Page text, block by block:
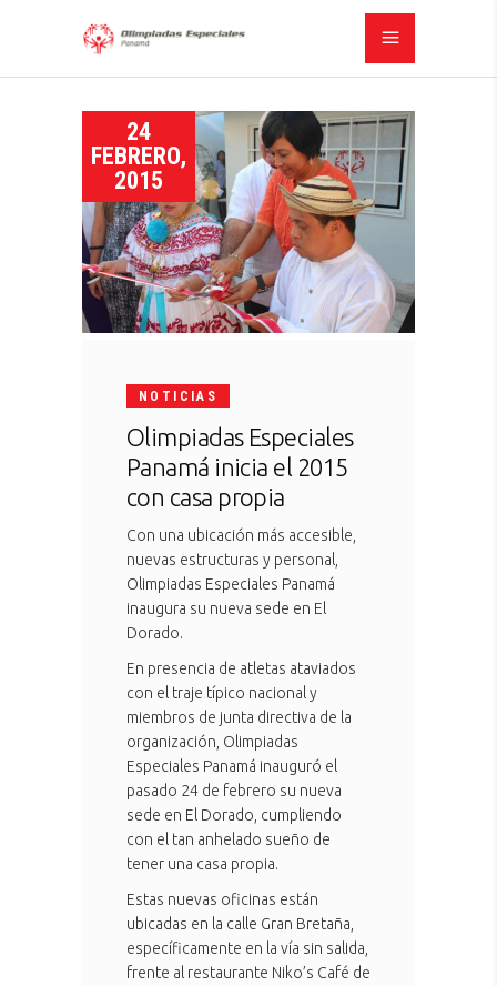
24
FEBRERO,
2015
NOTICIAS
Olimpiadas Especiales
Panamá inicia el 2015
con casa propia
Con una ubicación más accesible,
nuevas estructuras y personal,
Olimpiadas Especiales Panamá
inaugura su nueva sede en El
Dorado.
En presencia de atletas ataviados
con el traje típico nacional y
miembros de junta directiva de la
organización, Olimpiadas
Especiales Panamá inauguró el
pasado 24 de febrero su nueva
sede en El Dorado, cumpliendo
con el tan anhelado sueño de
tener una casa propia.
Estas nuevas oficinas están
ubicadas en la calle Gran Bretaña,
específicamente en la vía sin salida,
frente al restaurante Niko’s Café de